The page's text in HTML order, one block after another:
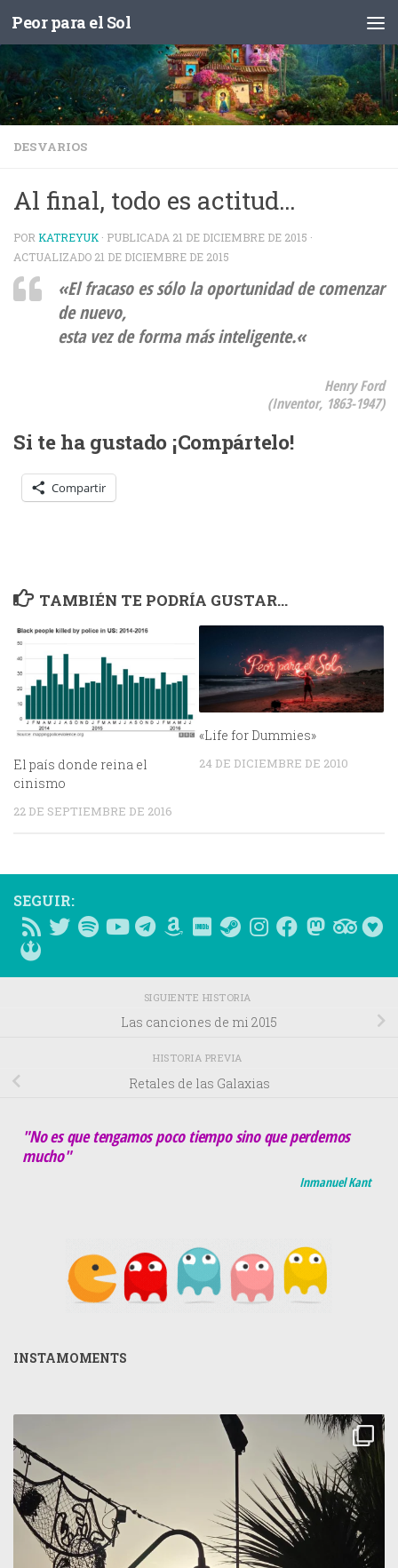
Saltar al contenido
Peor para el Sol
DESVARIOS
Al final, todo es actitud…
POR KATREYUK · PUBLICADA 21 DE DICIEMBRE DE 2015 ·
ACTUALIZADO 21 DE DICIEMBRE DE 2015
«El fracaso es sólo la oportunidad de comenzar
de nuevo,
esta vez de forma más inteligente.«
Henry Ford
(Inventor, 1863-1947)
Si te ha gustado ¡Compártelo!
Compartir
TAMBIÉN TE PODRÍA GUSTAR...
El país donde reina el
cinismo
22 DE SEPTIEMBRE DE 2016
«Life for Dummies»
24 DE DICIEMBRE DE 2010
SEGUIR:
SIGUIENTE HISTORIA
Las canciones de mi 2015
HISTORIA PREVIA
Retales de las Galaxias
"No es que tengamos poco tiempo sino que perdemos
mucho"
Inmanuel Kant
INSTAMOMENTS